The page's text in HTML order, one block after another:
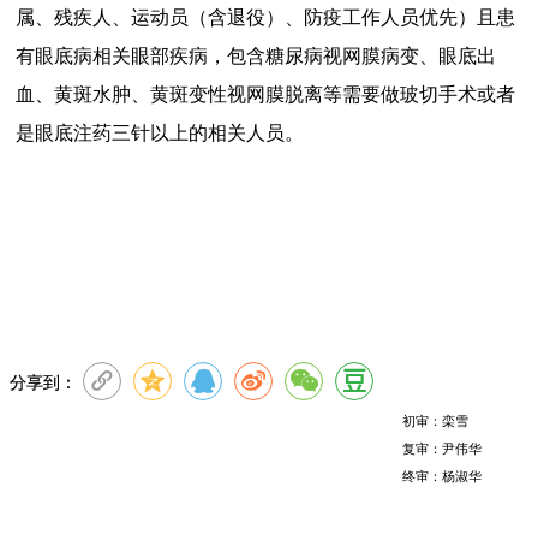
属、残疾人、运动员（含退役）、防疫工作人员优先）且患
有眼底病相关眼部疾病，包含糖尿病视网膜病变、眼底出
血、黄斑水肿、黄斑变性视网膜脱离等需要做玻切手术或者
是眼底注药三针以上的相关人员。
分享到：
初审：栾雪
复审：尹伟华
终审：杨淑华